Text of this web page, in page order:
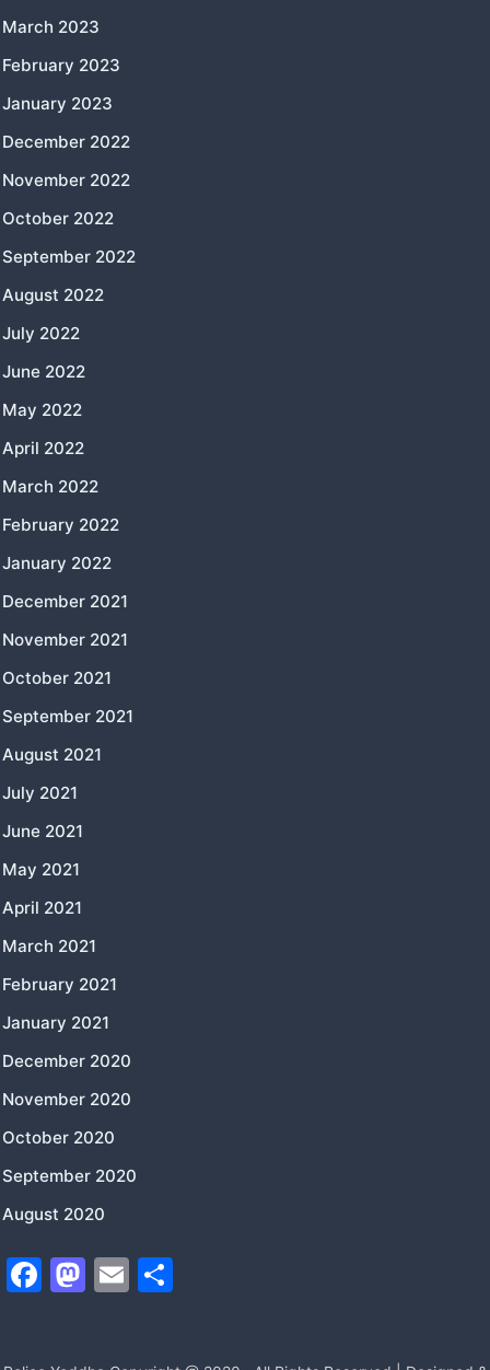
March 2023
February 2023
January 2023
December 2022
November 2022
October 2022
September 2022
August 2022
July 2022
June 2022
May 2022
April 2022
March 2022
February 2022
January 2022
December 2021
November 2021
October 2021
September 2021
August 2021
July 2021
June 2021
May 2021
April 2021
March 2021
February 2021
January 2021
December 2020
November 2020
October 2020
September 2020
August 2020
F
M E